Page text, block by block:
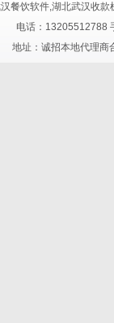
餐饮软件,湖北武汉收
电话：13205512788
地址：诚招本地代理商